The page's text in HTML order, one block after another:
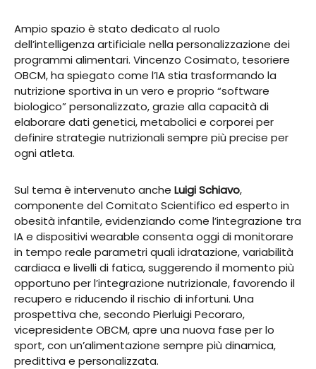
Ampio spazio è stato dedicato al ruolo
dell’intelligenza artificiale nella personalizzazione dei
programmi alimentari. Vincenzo Cosimato, tesoriere
OBCM, ha spiegato come l’IA stia trasformando la
nutrizione sportiva in un vero e proprio “software
biologico” personalizzato, grazie alla capacità di
elaborare dati genetici, metabolici e corporei per
definire strategie nutrizionali sempre più precise per
ogni atleta.
Sul tema è intervenuto anche Luigi Schiavo,
componente del Comitato Scientifico ed esperto in
obesità infantile, evidenziando come l’integrazione tra
IA e dispositivi wearable consenta oggi di monitorare
in tempo reale parametri quali idratazione, variabilità
cardiaca e livelli di fatica, suggerendo il momento più
opportuno per l’integrazione nutrizionale, favorendo il
recupero e riducendo il rischio di infortuni. Una
prospettiva che, secondo Pierluigi Pecoraro,
vicepresidente OBCM, apre una nuova fase per lo
sport, con un’alimentazione sempre più dinamica,
predittiva e personalizzata.